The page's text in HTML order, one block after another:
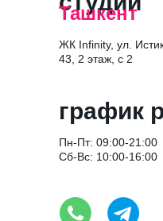
Ташкент
ЖК Infinity, ул.
43, 2 этаж, c 2
график
Пн-Пт: 09:00-21:00
Сб-Вс: 10:00-16:00